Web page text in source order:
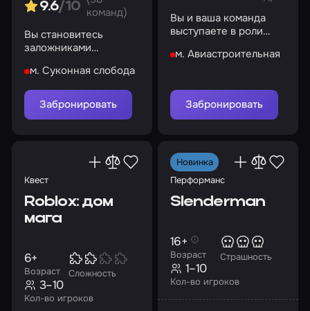
9.6/10 команд)
Вы становитесь
заложниками
Попробуйте спастись
из заточения!
м. Суконная слобода
Забронировать
Вы и ваша команда
выступаете в роли
призраками
м. Авиастроительная
Забронировать
Квест
Roblox: дом
мага
Возраст
6+
Сложность
Кол-во игроков
3–10
Новинка
Перформанс
Slenderman
Возраст
16+
Страшность
Кол-во игроков
1–10